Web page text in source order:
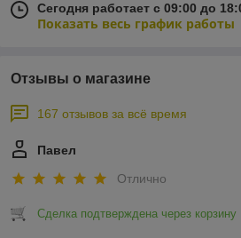
Сегодня работает с 09:00 до
Показать весь график работы
Отзывы о магазине
167 отзывов за всё время
Павел
Отлично
Сделка подтверждена через корзину